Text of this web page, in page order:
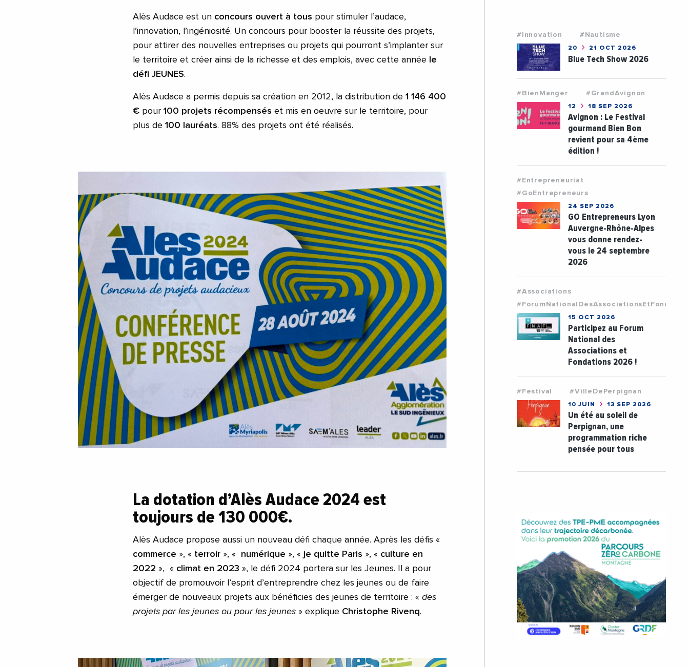
Alès Audace est un concours ouvert à tous pour stimuler l’audace,
l’innovation, l’ingéniosité. Un concours pour booster la réussite des projets,
pour attirer des nouvelles entreprises ou projets qui pourront s’implanter sur
le territoire et créer ainsi de la richesse et des emplois, avec cette année
le
défi JEUNES.
Alès Audace a permis depuis sa création en 2012, la distribution de 1 146 400
€ pour 100 projets récompensés et mis en oeuvre sur le territoire, pour
plus de 100 lauréats. 88% des projets ont été réalisés.
La dotation d’Alès Audace 2024 est
toujours de 130 000€.
Alès Audace propose aussi un nouveau défi chaque année. Après les défis «
commerce », « terroir », « numérique », « je quitte Paris », « culture en
2022 », « climat en 2023 », le défi 2024 portera sur les Jeunes. Il a pour
objectif de promouvoir l’esprit d’entreprendre chez les jeunes ou de faire
émerger de nouveaux projets aux bénéficies des jeunes de territoire : « des
projets par les jeunes ou pour les jeunes » explique Christophe Rivenq.
#Innovation #Nautisme
20 21 OCT 2026
Blue Tech Show 2026
#BienManger #GrandAvignon
12 18 SEP 2026
Avignon : Le Festival
gourmand Bien Bon
revient pour sa 4ème
édition !
#Entrepreneuriat
#GoEntrepreneurs
24 SEP 2026
GO Entrepreneurs Lyon
Auvergne-Rhône-Alpes
vous donne rendez-
vous le 24 septembre
2026
#Associations
15 OCT 2026
Participez au Forum
National des
Associations et
Fondations 2026 !
#Festival #VilleDePerpignan
10 JUIN 13 SEP 2026
Un été au soleil de
Perpignan, une
programmation riche
pensée pour tous